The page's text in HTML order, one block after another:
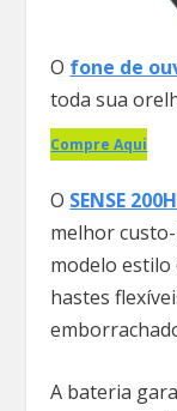
O fone de
toda sua
Compre Aqui
O SENSE
melhor
modelo
hastes
A bateria